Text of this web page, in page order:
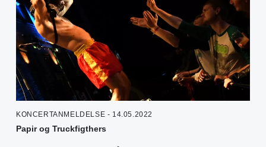
KONCERTANMELDELSE - 14.05.2022
Papir og Truckfigthers